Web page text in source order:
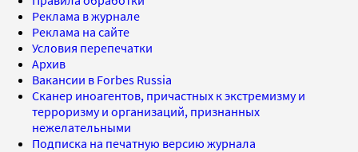
Реклама в журнале
Реклама на сайте
Условия перепечатки
Архив
Вакансии в Forbes Russia
Сканер иноагентов, причастных к экстремизму и
терроризму и организаций, признанных
нежелательными
Подписка на печатную версию журнала